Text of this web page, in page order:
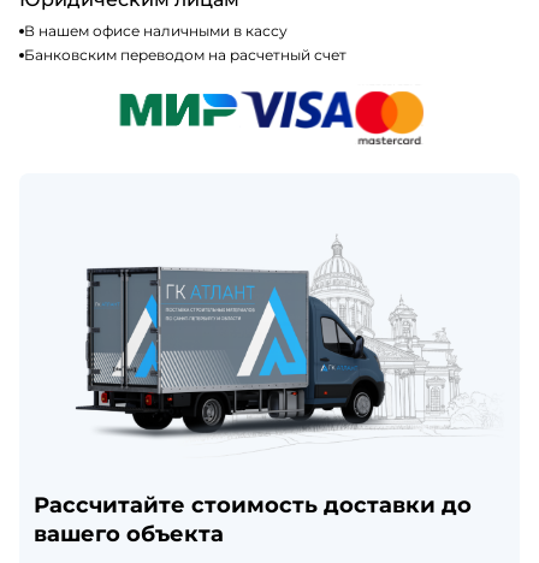
В нашем офисе наличными в кассу
Банковским переводом на расчетный счет
Рассчитайте стоимость доставки до
вашего объекта